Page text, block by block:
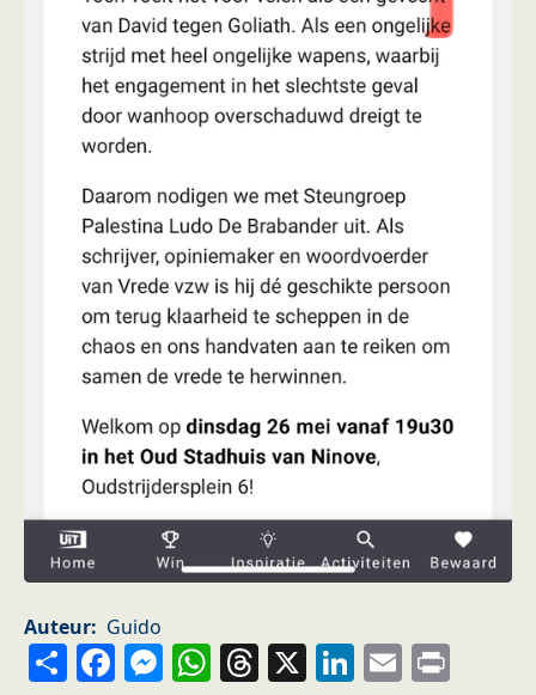
Auteur Guido
ShareFacebook
Messenger
WhatsApp
Threads
X LinkedIn
Email